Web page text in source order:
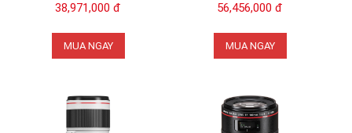
38,971,000 đ
MUA NGAY
56,456,000 đ
MUA NGAY